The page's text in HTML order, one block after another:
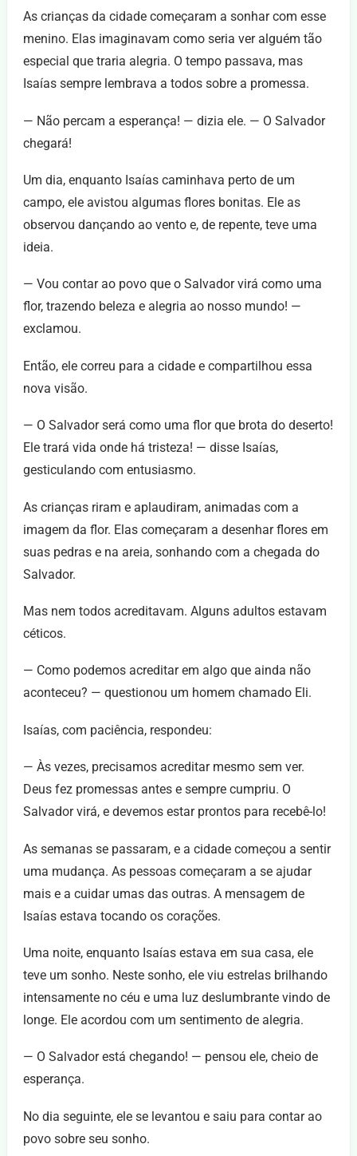
As crianças da cidade começaram a sonhar com esse
menino. Elas imaginavam como seria ver alguém tão
especial que traria alegria. O tempo passava, mas
Isaías sempre lembrava a todos sobre a promessa.
— Não percam a esperança! — dizia ele. — O Salvador
chegará!
Um dia, enquanto Isaías caminhava perto de um
campo, ele avistou algumas flores bonitas. Ele as
observou dançando ao vento e, de repente, teve uma
ideia.
— Vou contar ao povo que o Salvador virá como uma
flor, trazendo beleza e alegria ao nosso mundo! —
exclamou.
Então, ele correu para a cidade e compartilhou essa
nova visão.
— O Salvador será como uma flor que brota do deserto!
Ele trará vida onde há tristeza! — disse Isaías,
gesticulando com entusiasmo.
As crianças riram e aplaudiram, animadas com a
imagem da flor. Elas começaram a desenhar flores em
suas pedras e na areia, sonhando com a chegada do
Salvador.
Mas nem todos acreditavam. Alguns adultos estavam
céticos.
— Como podemos acreditar em algo que ainda não
aconteceu? — questionou um homem chamado Eli.
Isaías, com paciência, respondeu:
— Às vezes, precisamos acreditar mesmo sem ver.
Deus fez promessas antes e sempre cumpriu. O
Salvador virá, e devemos estar prontos para recebê-lo!
As semanas se passaram, e a cidade começou a sentir
uma mudança. As pessoas começaram a se ajudar
mais e a cuidar umas das outras. A mensagem de
Isaías estava tocando os corações.
Uma noite, enquanto Isaías estava em sua casa, ele
teve um sonho. Neste sonho, ele viu estrelas brilhando
intensamente no céu e uma luz deslumbrante vindo de
longe. Ele acordou com um sentimento de alegria.
— O Salvador está chegando! — pensou ele, cheio de
esperança.
No dia seguinte, ele se levantou e saiu para contar ao
povo sobre seu sonho.